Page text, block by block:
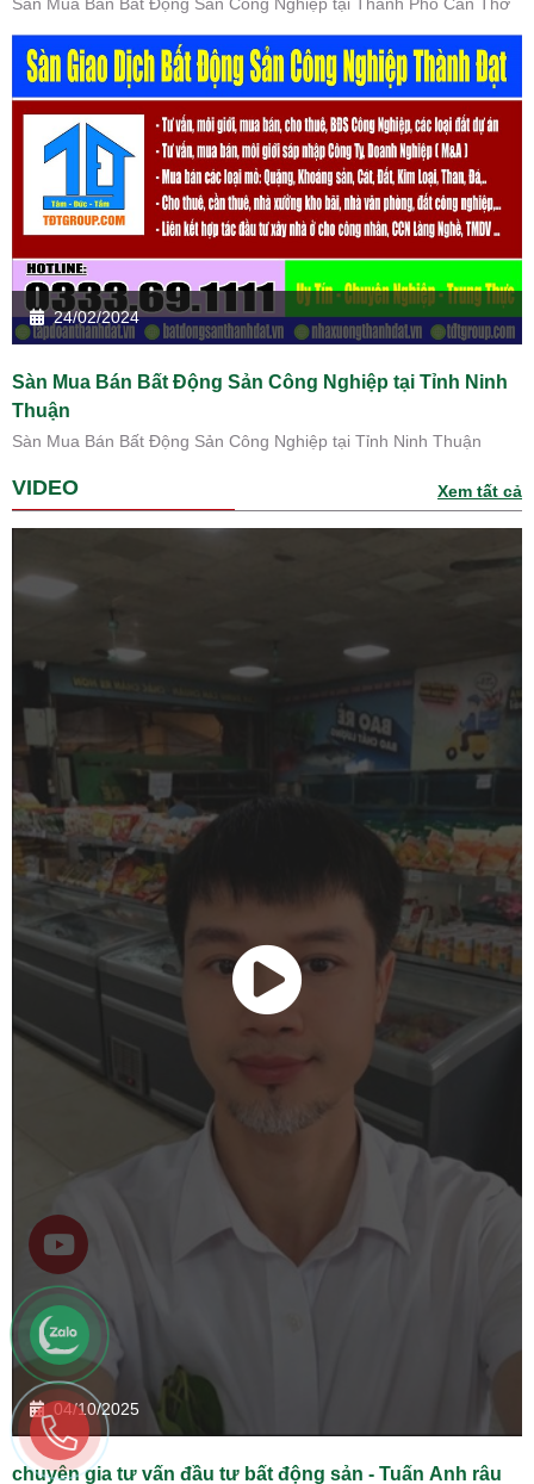
24/02/2024
Sàn Mua Bán Bất Động Sản Công Nghiệp tại Tỉnh Ninh
Thuận
Sàn Mua Bán Bất Động Sản Công Nghiệp tại Tỉnh Ninh Thuận
VIDEO Xem tất cả
04/10/2025
chuyên gia tư vấn đầu tư bất động sản - Tuấn Anh râu